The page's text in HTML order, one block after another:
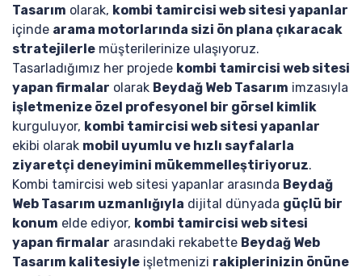
Tasarım olarak, kombi tamircisi web sitesi yapanlar
içinde arama motorlarında sizi ön plana çıkaracak
stratejilerle müşterilerinize ulaşıyoruz.
Tasarladığımız her projede kombi tamircisi web sitesi
yapan firmalar olarak Beydağ Web Tasarım imzasıyla
işletmenize özel profesyonel bir görsel kimlik
kurguluyor, kombi tamircisi web sitesi yapanlar
ekibi olarak mobil uyumlu ve hızlı sayfalarla
ziyaretçi deneyimini mükemmelleştiriyoruz.
Kombi tamircisi web sitesi yapanlar arasında Beydağ
Web Tasarım uzmanlığıyla dijital dünyada güçlü bir
konum elde ediyor, kombi tamircisi web sitesi
yapan firmalar arasındaki rekabette Beydağ Web
Tasarım kalitesiyle işletmenizi rakiplerinizin önüne